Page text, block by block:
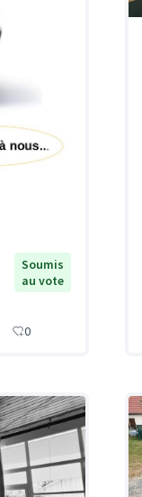
Soumis
au vote
0